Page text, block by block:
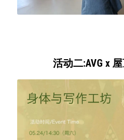
活动二:AVG x